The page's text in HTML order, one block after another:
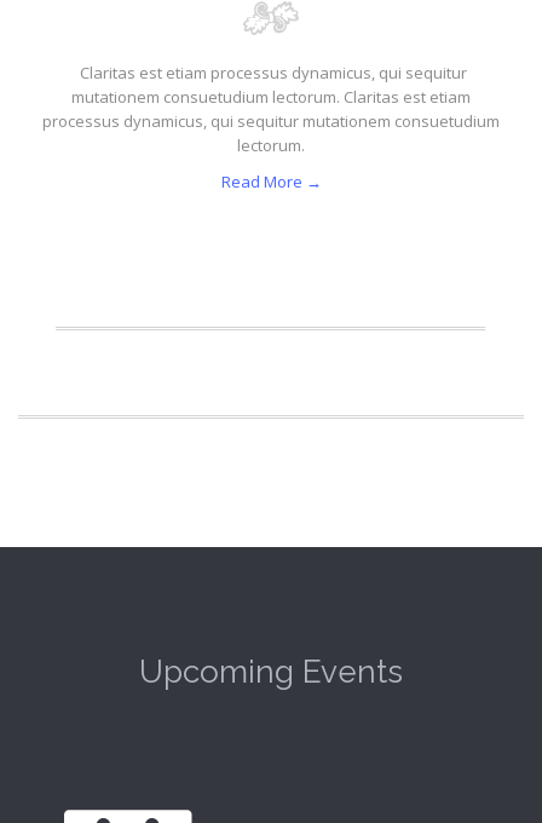
Claritas est etiam processus dynamicus, qui sequitur
mutationem consuetudium lectorum. Claritas est etiam
processus dynamicus, qui sequitur mutationem consuetudium
lectorum.
Read More →
Upcoming Events